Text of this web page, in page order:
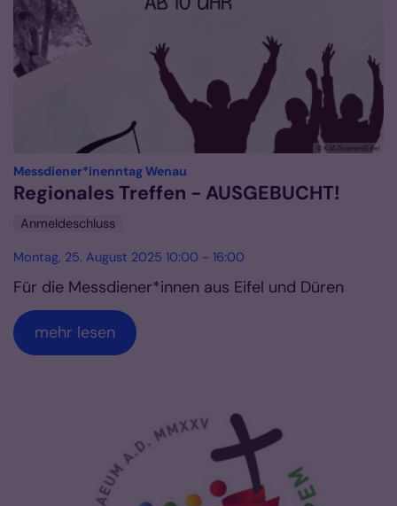
© KJA Dueren|Eifel
Messdiener*inenntag Wenau
Regionales Treffen - AUSGEBUCHT!
Anmeldeschluss
Montag, 25. August 2025 10:00 - 16:00
Für die Messdiener*innen aus Eifel und Düren
mehr lesen